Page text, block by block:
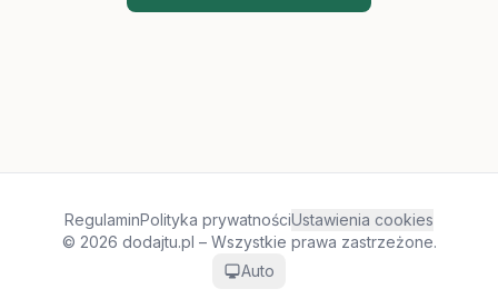
RegulaminPolityka prywatnościUstawienia cookies
© 2026 dodajtu.pl – Wszystkie prawa zastrzeżone.
Auto